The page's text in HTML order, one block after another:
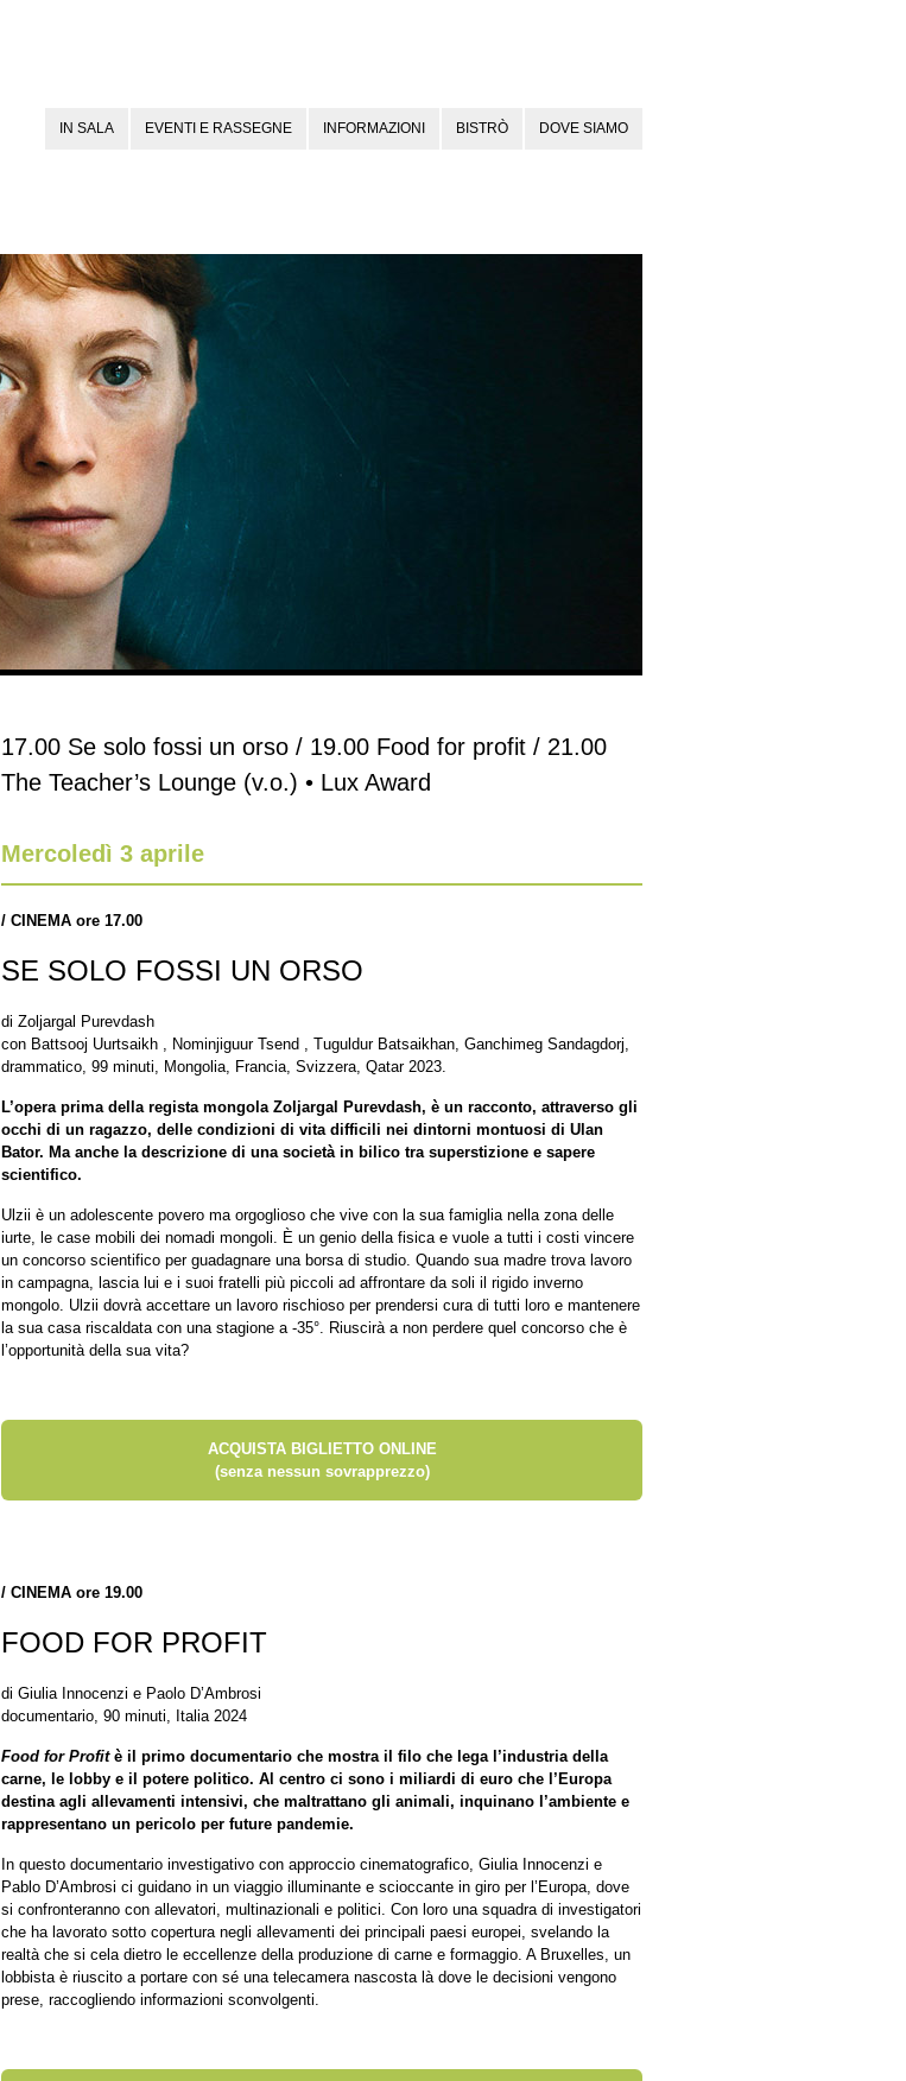
IN SALA EVENTI E RASSEGNE INFORMAZIONI BISTRÒ DOVE SIAMO
17.00 Se solo fossi un orso / 19.00 Food for profit / 21.00
The Teacher’s Lounge (v.o.) • Lux Award
Mercoledì 3 aprile
/ CINEMA ore 17.00
SE SOLO FOSSI UN ORSO
di Zoljargal Purevdash
con Battsooj Uurtsaikh , Nominjiguur Tsend , Tuguldur Batsaikhan, Ganchimeg Sandagdorj,
drammatico, 99 minuti, Mongolia, Francia, Svizzera, Qatar 2023.
L’opera prima della regista mongola Zoljargal Purevdash, è un racconto, attraverso gli
occhi di un ragazzo, delle condizioni di vita difficili nei dintorni montuosi di Ulan
Bator. Ma anche la descrizione di una società in bilico tra superstizione e sapere
scientifico.
Ulzii è un adolescente povero ma orgoglioso che vive con la sua famiglia nella zona delle
iurte, le case mobili dei nomadi mongoli. È un genio della fisica e vuole a tutti i costi vincere
un concorso scientifico per guadagnare una borsa di studio. Quando sua madre trova lavoro
in campagna, lascia lui e i suoi fratelli più piccoli ad affrontare da soli il rigido inverno
mongolo. Ulzii dovrà accettare un lavoro rischioso per prendersi cura di tutti loro e mantenere
la sua casa riscaldata con una stagione a -35°. Riuscirà a non perdere quel concorso che è
l’opportunità della sua vita?
ACQUISTA BIGLIETTO ONLINE
(senza nessun sovrapprezzo)
/ CINEMA ore 19.00
FOOD FOR PROFIT
di Giulia Innocenzi e Paolo D’Ambrosi
documentario, 90 minuti, Italia 2024
Food for Profitè il primo documentario che mostra il filo che lega l’industria della
carne, le lobby e il potere politico. Al centro ci sono i miliardi di euro che l’Europa
destina agli allevamenti intensivi, che maltrattano gli animali, inquinano l’ambiente e
rappresentano un pericolo per future pandemie.
In questo documentario investigativo con approccio cinematografico, Giulia Innocenzi e
Pablo D’Ambrosi ci guidano in un viaggio illuminante e scioccante in giro per l’Europa, dove
si confronteranno con allevatori, multinazionali e politici. Con loro una squadra di investigatori
che ha lavorato sotto copertura negli allevamenti dei principali paesi europei, svelando la
realtà che si cela dietro le eccellenze della produzione di carne e formaggio. A Bruxelles, un
lobbista è riuscito a portare con sé una telecamera nascosta là dove le decisioni vengono
prese, raccogliendo informazioni sconvolgenti.